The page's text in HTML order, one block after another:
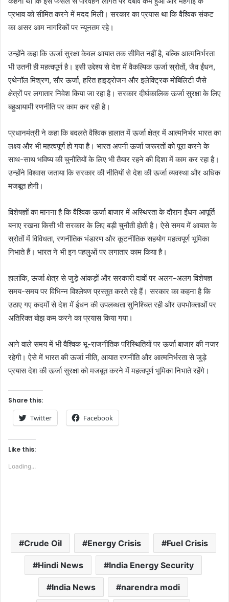
प्रभाव को सीमित करने में मदद मिली। सरकार का प्रयास था कि वैश्विक संकट
का असर आम नागरिकों पर न्यूनतम रहे।
उन्होंने कहा कि ऊर्जा सुरक्षा केवल आयात तक सीमित नहीं है, बल्कि आत्मनिर्भरता
भी उतनी ही महत्वपूर्ण है। इसी उद्देश्य से देश में वैकल्पिक ऊर्जा स्रोतों, जैव ईंधन,
एथेनॉल मिश्रण, सौर ऊर्जा, हरित हाइड्रोजन और इलेक्ट्रिक मोबिलिटी जैसे
क्षेत्रों पर लगातार निवेश किया जा रहा है। सरकार दीर्घकालिक ऊर्जा सुरक्षा के लिए
बहुआयामी रणनीति पर काम कर रही है।
प्रधानमंत्री ने कहा कि बदलते वैश्विक हालात में ऊर्जा क्षेत्र में आत्मनिर्भर भारत का
लक्ष्य और भी महत्वपूर्ण हो गया है। भारत अपनी ऊर्जा जरूरतों को पूरा करने के
साथ-साथ भविष्य की चुनौतियों के लिए भी तैयार रहने की दिशा में काम कर रहा है।
उन्होंने विश्वास जताया कि सरकार की नीतियों से देश की ऊर्जा व्यवस्था और अधिक
मजबूत होगी।
विशेषज्ञों का मानना है कि वैश्विक ऊर्जा बाजार में अस्थिरता के दौरान ईंधन आपूर्ति
बनाए रखना किसी भी सरकार के लिए बड़ी चुनौती होती है। ऐसे समय में आयात के
स्रोतों में विविधता, रणनीतिक भंडारण और कूटनीतिक सहयोग महत्वपूर्ण भूमिका
निभाते हैं। भारत ने भी इन पहलुओं पर लगातार काम किया है।
हालांकि, ऊर्जा क्षेत्र से जुड़े आंकड़ों और सरकारी दावों पर अलग-अलग विशेषज्ञ
समय-समय पर विभिन्न विश्लेषण प्रस्तुत करते रहे हैं। सरकार का कहना है कि
उठाए गए कदमों से देश में ईंधन की उपलब्धता सुनिश्चित रही और उपभोक्ताओं पर
अतिरिक्त बोझ कम करने का प्रयास किया गया।
आने वाले समय में भी वैश्विक भू-राजनीतिक परिस्थितियों पर ऊर्जा बाजार की नजर
रहेगी। ऐसे में भारत की ऊर्जा नीति, आयात रणनीति और आत्मनिर्भरता से जुड़े
प्रयास देश की ऊर्जा सुरक्षा को मजबूत करने में महत्वपूर्ण भूमिका निभाते रहेंगे।
Share this:
Twitter Facebook
Like this:
Loading...
Crude Oil Energy Crisis Fuel Crisis
Hindi News India Energy Security
India News narendra modi